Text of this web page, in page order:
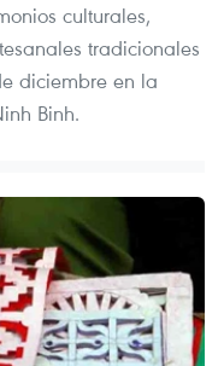
culturales,
tradicionales
diciembre en la
Binh.